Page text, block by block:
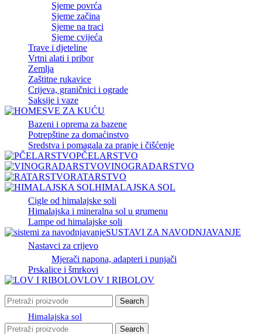
Sjeme povrća
Sjeme začina
Sjeme na traci
Sjeme cvijeća
Trave i djeteline
Vrtni alati i pribor
Zemlja
Zaštitne rukavice
Crijeva, graničnici i ograde
Saksije i vaze
SVE ZA KUĆU
Bazeni i oprema za bazene
Potrepštine za domaćinstvo
Sredstva i pomagala za pranje i čišćenje
PČELARSTVO
VINOGRADARSTVO
RATARSTVO
HIMALAJSKA SOL
Cigle od himalajske soli
Himalajska i mineralna sol u grumenu
Lampe od himalajske soli
SUSTAVI ZA NAVODNJAVANJE
Nastavci za crijevo
Mjerači napona, adapteri i punjači
Prskalice i šmrkovi
LOV I RIBOLOV
Search
Himalajska sol
Search